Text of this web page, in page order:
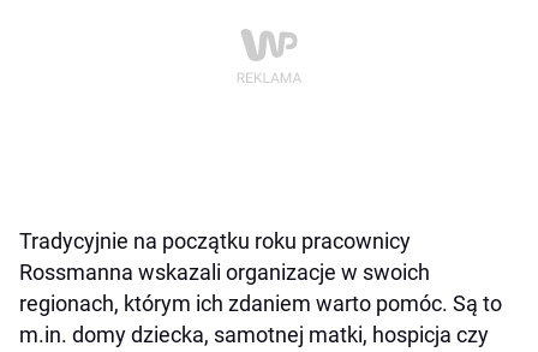
Tradycyjnie na początku roku pracownicy
Rossmanna wskazali organizacje w swoich
regionach, którym ich zdaniem warto pomóc. Są to
m.in. domy dziecka, samotnej matki, hospicja czy